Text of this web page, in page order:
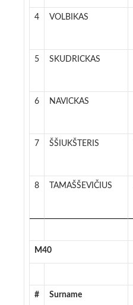
4 VOLBIKAS
5 SKUDRICKAS
6 NAVICKAS
7 ŠŠIUKŠTERIS
8 TAMAŠŠEVIČIUS
M40
# Surname